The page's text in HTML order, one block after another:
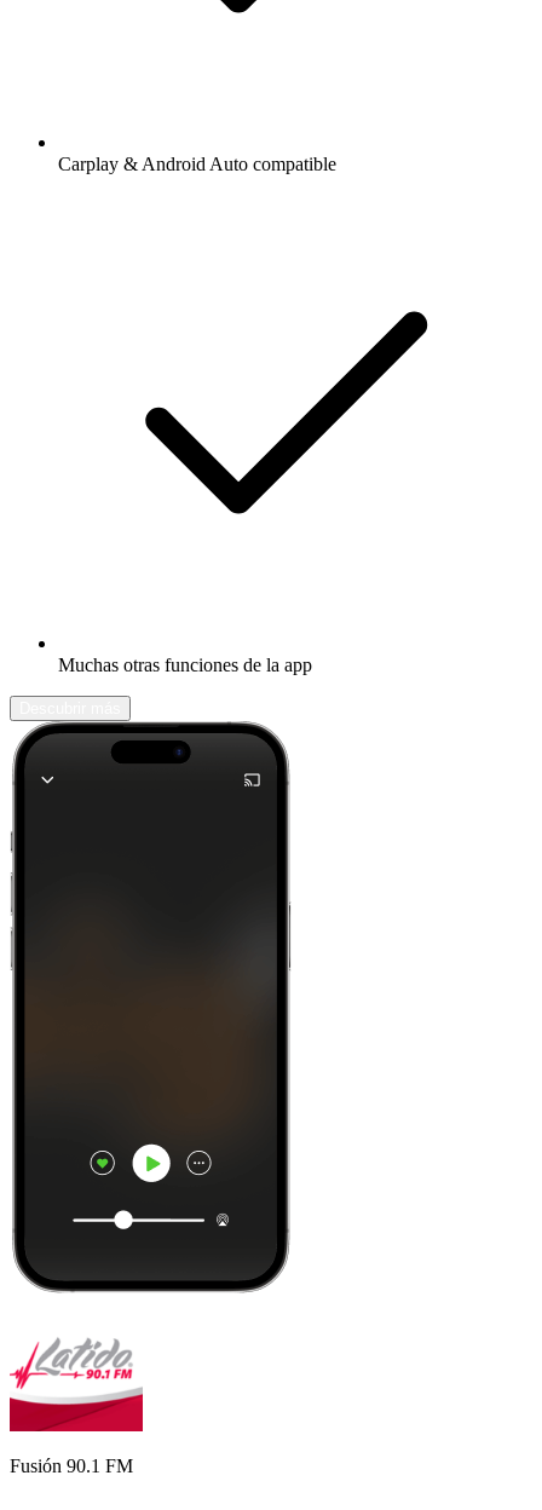
Carplay & Android Auto compatible
Muchas otras funciones de la app
Fusión 90.1 FM